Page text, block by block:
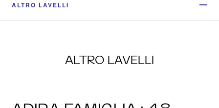
ALTRO LAVELLI
ALTRO LAVELLI